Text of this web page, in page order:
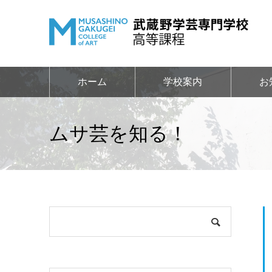
ホーム 学校案内 お
ムサ芸を知る！